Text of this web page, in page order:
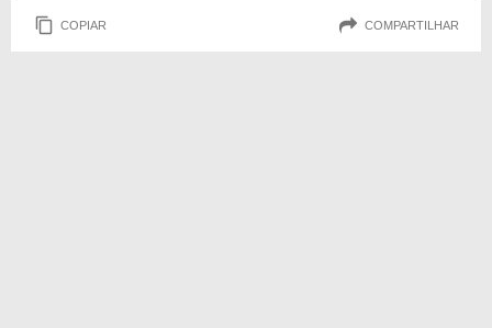
COPIAR COMPARTILHAR